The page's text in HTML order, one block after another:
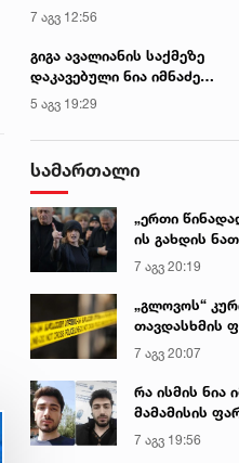
კადრებს ავრცელებს
7 აგვ 12:56
გიგა ავალიანის საქმეზე
დაკავებული ნია იმნაძე
კლინიკაში გადაჰყავთ
5 აგვ 19:29
სამართალი
„ერთი
ის გახდის
იყო ნია
გიგა
7 აგვ 20:19
„გლოვოს“
თავდასხმის
გამოძიება
7 აგვ 20:07
რა ისმის ნია
მამამისის
- გიგა
საქმე
7 აგვ 19:56